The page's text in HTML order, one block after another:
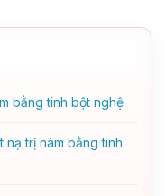
bằng tinh bột nghệ
nạ trị nám bằng tinh